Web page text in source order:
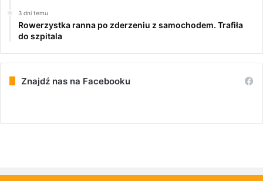
3 dni temu
Rowerzystka ranna po zderzeniu z samochodem. Trafiła
do szpitala
Znajdź nas na Facebooku